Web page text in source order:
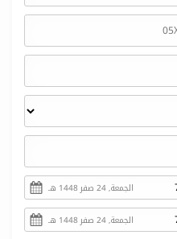
الجمعة, 24 صفر 1448 هـ
الجمعة, 24 صفر 1448 هـ